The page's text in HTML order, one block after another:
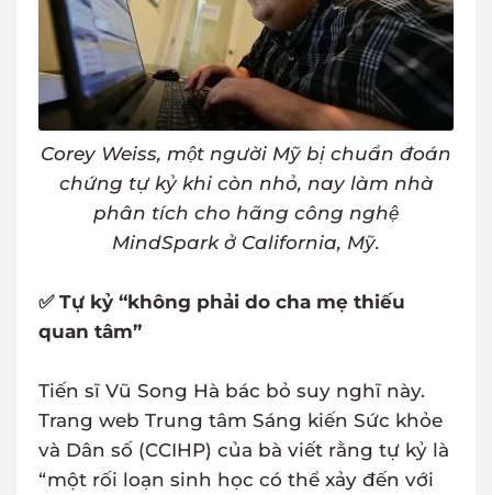
Corey Weiss, một người Mỹ bị chuẩn đoán
chứng tự kỷ khi còn nhỏ, nay làm nhà
phân tích cho hãng công nghệ
MindSpark ở California, Mỹ.
✅ Tự kỷ “không phải do cha mẹ thiếu
quan tâm”
Tiến sĩ Vũ Song Hà bác bỏ suy nghĩ này.
Trang web Trung tâm Sáng kiến Sức khỏe
và Dân số (CCIHP) của bà viết rằng tự kỷ là
“một rối loạn sinh học có thể xảy đến với